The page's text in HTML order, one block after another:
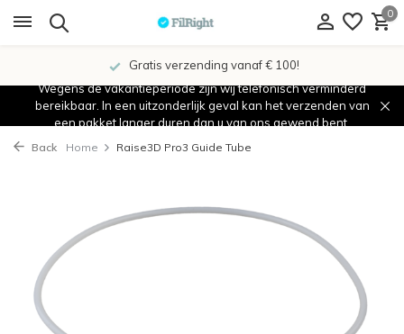
0
Gratis verzending vanaf € 100!
Wegens de vakantieperiode zijn wij telefonisch verminderd
bereikbaar. In een uitzonderlijk geval kan het verzenden van
een pakket langer duren dan u van ons gewend bent.
Back Home Raise3D Pro3 Guide Tube